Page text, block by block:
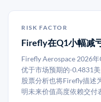
RISK FACTOR
Firefly在Q1小幅减
Firefly Aerospace 2026
优于市场预期的-0.4831
股票分析也将Firefly描述
明未来价值高度依赖交付